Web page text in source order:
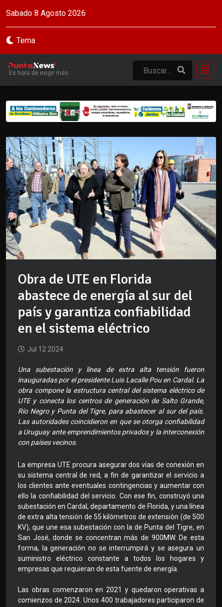
Sabado 8 Agosto 2026
Tema
Es hora de exigir más
Obra de UTE en Florida
abastece de energía al sur del
país y garantiza confiabilidad
en el sistema eléctrico
Jul 12 2024
Una subestación y línea de extra alta tensión fueron
inauguradas por el presidente Luis Lacalle Pou en Cardal. La
obra compone la estructura central del sistema eléctrico de
UTE y conecta los centros de generación de Salto Grande,
Río Negro y Punta del Tigre, para abastecer al sur del país.
Las autoridades coincidieron en que se otorga confiabilidad
a Uruguay ante emprendimientos privados y la interconexión
con países vecinos.
La empresa UTE procura asegurar dos vías de conexión en
su sistema central de red, a fin de garantizar el servicio a
los clientes ante eventuales contingencias y aumentar con
ello la confiabilidad del servicio. Con ese fin, construyó una
subestación en Cardal, departamento de Florida, y una línea
de extra alta tensión de 55 kilómetros de extensión (de 500
KV), que une esa subestación con la de Punta del Tigre, en
San José, donde se concentran más de 900MW. De esta
forma, la generación no se interrumpirá y se asegura un
suministro eléctrico constante a todos los hogares y
empresas que requieran de esta fuente de energía.
Las obras comenzaron en 2021 y quedaron operativas a
comienzos de 2024. Unos 400 trabajadores participaron de